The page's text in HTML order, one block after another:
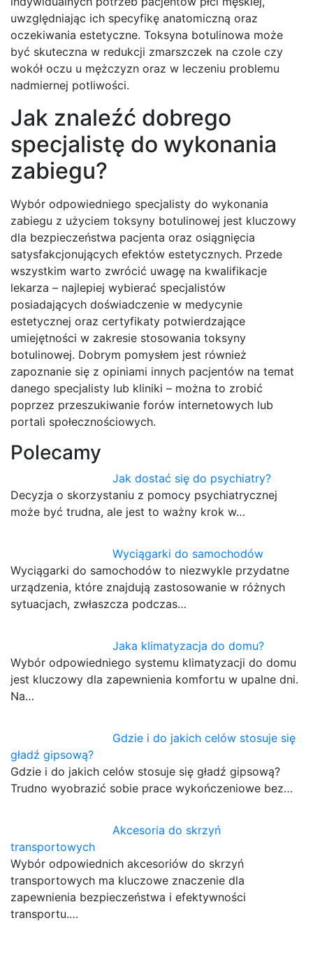
uwzględniając ich specyfikę anatomiczną oraz
oczekiwania estetyczne. Toksyna botulinowa może
być skuteczna w redukcji zmarszczek na czole czy
wokół oczu u mężczyzn oraz w leczeniu problemu
nadmiernej potliwości.
Jak znaleźć dobrego
specjalistę do wykonania
zabiegu?
Wybór odpowiedniego specjalisty do wykonania
zabiegu z użyciem toksyny botulinowej jest kluczowy
dla bezpieczeństwa pacjenta oraz osiągnięcia
satysfakcjonujących efektów estetycznych. Przede
wszystkim warto zwrócić uwagę na kwalifikacje
lekarza – najlepiej wybierać specjalistów
posiadających doświadczenie w medycynie
estetycznej oraz certyfikaty potwierdzające
umiejętności w zakresie stosowania toksyny
botulinowej. Dobrym pomysłem jest również
zapoznanie się z opiniami innych pacjentów na temat
danego specjalisty lub kliniki – można to zrobić
poprzez przeszukiwanie forów internetowych lub
portali społecznościowych.
Polecamy
Jak dostać się do psychiatry?
Decyzja o skorzystaniu z pomocy psychiatrycznej
może być trudna, ale jest to ważny krok w…
Wyciągarki do samochodów
Wyciągarki do samochodów to niezwykle przydatne
urządzenia, które znajdują zastosowanie w różnych
sytuacjach, zwłaszcza podczas…
Jaka klimatyzacja do domu?
Wybór odpowiedniego systemu klimatyzacji do domu
jest kluczowy dla zapewnienia komfortu w upalne dni.
Na…
Gdzie i do jakich celów stosuje się
gładź gipsową?
Gdzie i do jakich celów stosuje się gładź gipsową?
Trudno wyobrazić sobie prace wykończeniowe bez…
Akcesoria do skrzyń
transportowych
Wybór odpowiednich akcesoriów do skrzyń
transportowych ma kluczowe znaczenie dla
zapewnienia bezpieczeństwa i efektywności
transportu.…